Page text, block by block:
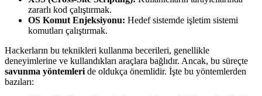
zararlı kod çalıştırmak.
OS Komut Enjeksiyonu: Hedef sistemde işletim sistemi
komutları çalıştırmak.
Hackerların bu teknikleri kullanma becerileri, genellikle
deneyimlerine ve kullandıkları araçlara bağlıdır. Ancak, bu süreçte
savunma yöntemleri de oldukça önemlidir. İşte bu yöntemlerden
bazıları: